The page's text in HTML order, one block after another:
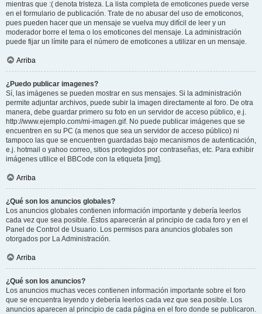
mientras que :( denota tristeza. La lista completa de emoticones puede verse
en el formulario de publicación. Trate de no abusar del uso de emoticonos,
pues pueden hacer que un mensaje se vuelva muy difícil de leer y un
moderador borre el tema o los emoticones del mensaje. La administración
puede fijar un límite para el número de emoticones a utilizar en un mensaje.
Arriba
¿Puedo publicar imagenes?
Sí, las imágenes se pueden mostrar en sus mensajes. Si la administración
permite adjuntar archivos, puede subir la imagen directamente al foro. De otra
manera, debe guardar primero su foto en un servidor de acceso público, e.j.
http://www.ejemplo.com/mi-imagen.gif. No puede publicar imágenes que se
encuentren en su PC (a menos que sea un servidor de acceso público) ni
tampoco las que se encuentren guardadas bajo mecanismos de autenticación,
e.j. hotmail o yahoo correo, sitios protegidos por contraseñas, etc. Para exhibir
imágenes utilice el BBCode con la etiqueta [img].
Arriba
¿Qué son los anuncios globales?
Los anuncios globales contienen información importante y debería leerlos
cada vez que sea posible. Éstos aparecerán al principio de cada foro y en el
Panel de Control de Usuario. Los permisos para anuncios globales son
otorgados por La Administración.
Arriba
¿Qué son los anuncios?
Los anuncios muchas veces contienen información importante sobre el foro
que se encuentra leyendo y debería leerlos cada vez que sea posible. Los
anuncios aparecen al principio de cada página en el foro donde se publicaron.